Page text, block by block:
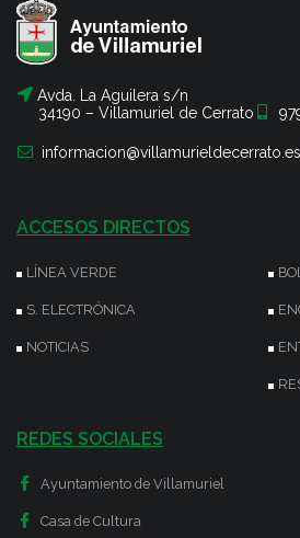
Avda. La Aguilera s/n
34190 – Villamuriel de Cerrato
informacion@villamurieldecerrato.es
ACCESOS DIRECTOS
LÍNEA VERDE
S. ELECTRÓNICA
NOTICIAS
REDES SOCIALES
Ayuntamiento de Villamuriel
Casa de Cultura